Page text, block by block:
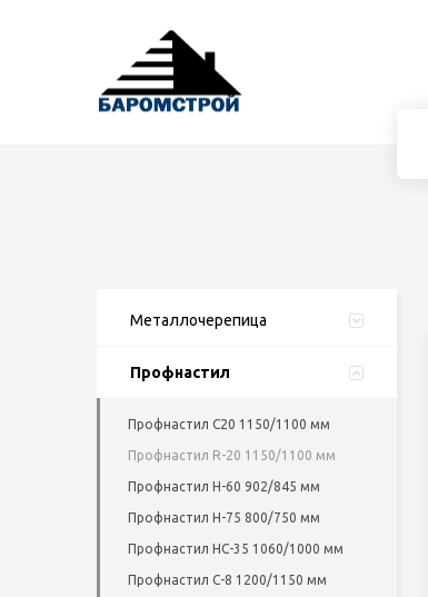
Металлочерепица
Профнастил
Профнастил C20 1150/1100 мм
Профнастил R-20 1150/1100 мм
Профнастил Н-60 902/845 мм
Профнастил Н-75 800/750 мм
Профнастил НС-35 1060/1000 мм
Профнастил С-8 1200/1150 мм